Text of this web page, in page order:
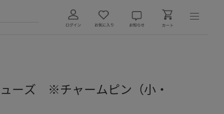
ーズ ※チャームピン（小・